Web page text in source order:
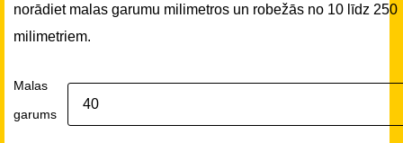
norādiet malas garumu milimetros un robežās no 10 līdz 250
milimetriem.
Malas
garums